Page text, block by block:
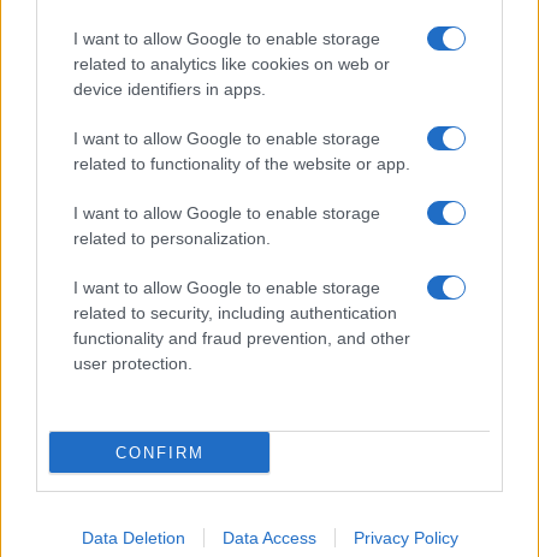
I want to allow Google to enable storage
related to analytics like cookies on web or
device identifiers in apps.
I want to allow Google to enable storage
related to functionality of the website or app.
I want to allow Google to enable storage
related to personalization.
I want to allow Google to enable storage
related to security, including authentication
functionality and fraud prevention, and other
user protection.
CONFIRM
Data Deletion Data Access Privacy Policy
CHI SIAMO CONTATTI PUBBLICITÀ LAVORA CON NOI
OTTO CHANNEL
Iscritto al Registro degli Operatori di Comunicazione n. 37512
© Riproduzione Riservata – Ne è consentita esclusivamente una
riproduzione parziale con citazione della fonte corretta